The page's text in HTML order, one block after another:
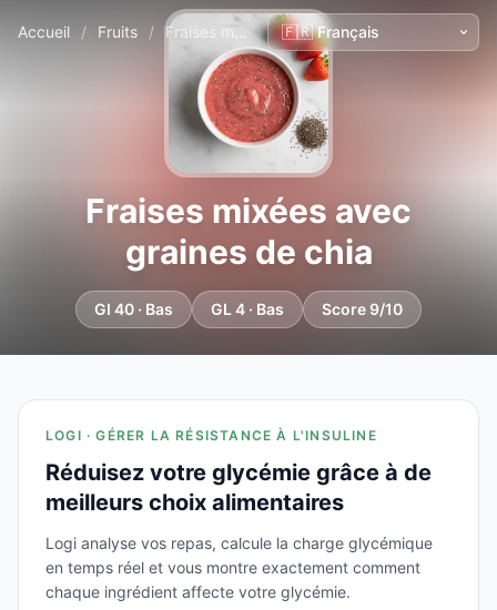
Accueil / Fruits / Fraises mixées avec graines de chia
Fraises mixées avec
graines de chia
GI 40 · Bas GL 4 · Bas Score 9/10
LOGI · GÉRER LA RÉSISTANCE À L'INSULINE
Réduisez votre glycémie grâce à de
meilleurs choix alimentaires
Logi analyse vos repas, calcule la charge glycémique
en temps réel et vous montre exactement comment
chaque ingrédient affecte votre glycémie.